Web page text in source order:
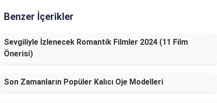
Benzer İçerikler
Sevgiliyle İzlenecek Romantik Filmler 2024 (11 Film
Önerisi)
Son Zamanların Popüler Kalıcı Oje Modelleri